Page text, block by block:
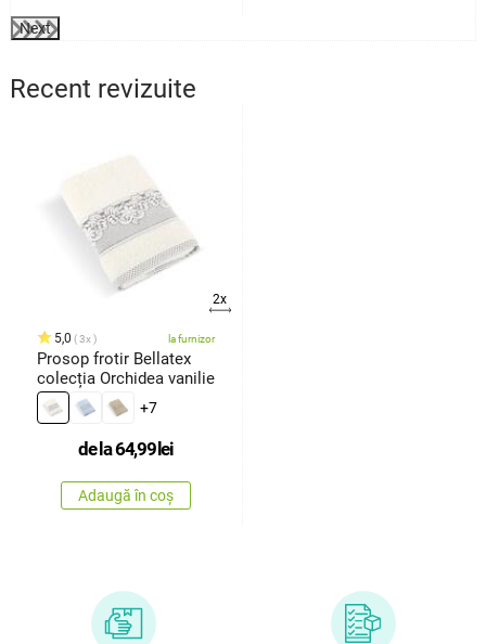
Next
Recent revizuite
2x
5,0 3x la furnizor
Prosop frotir Bellatex
colecția Orchidea vanilie
+7
de la64,99lei
Adaugă în coș